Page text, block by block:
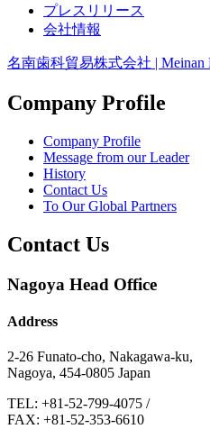
プレスリリース
会社情報
名南歯科貿易株式会社 | Meinan
Company Profile
Company Profile
Message from our Leader
History
Contact Us
To Our Global Partners
Contact Us
Nagoya Head Office
Address
2-26 Funato-cho, Nakagawa-ku,
Nagoya, 454-0805 Japan
TEL: +81-52-799-4075 /
FAX: +81-52-353-6610